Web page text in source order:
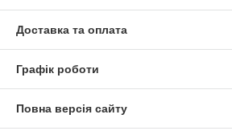
Доставка та оплата
Графік роботи
Повна версія сайту